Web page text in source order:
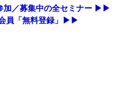
加／募集中の全セミナー ▶▶
員「無料登録」▶▶